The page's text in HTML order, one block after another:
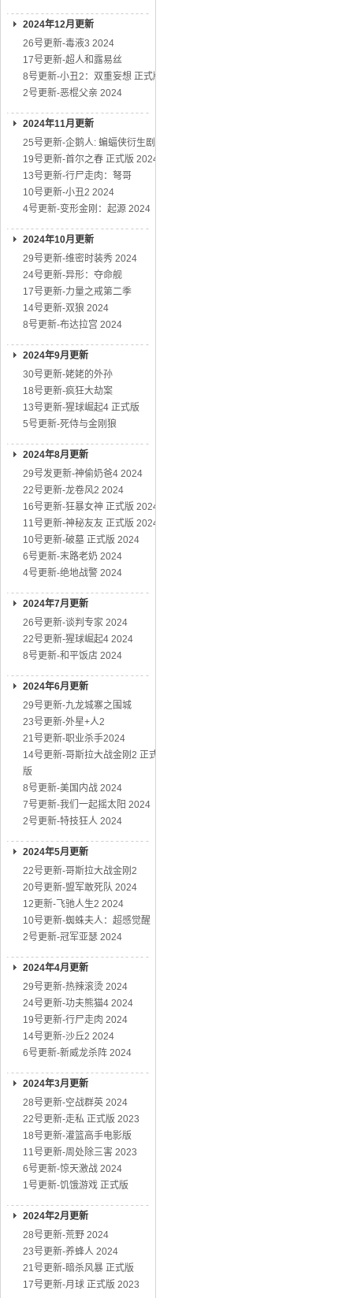
2024年12月更新
26号更新-毒液3 2024
17号更新-超人和露易丝
8号更新-小丑2：双重妄想 正式版
2号更新-恶棍父亲 2024
2024年11月更新
25号更新-企鹅人: 蝙蝠侠衍生剧
19号更新-首尔之春 正式版 2024
13号更新-行尸走肉：弩哥
10号更新-小丑2 2024
4号更新-变形金刚：起源 2024
2024年10月更新
29号更新-维密时装秀 2024
24号更新-异形：夺命舰
17号更新-力量之戒第二季
14号更新-双狼 2024
8号更新-布达拉宫 2024
2024年9月更新
30号更新-姥姥的外孙
18号更新-疯狂大劫案
13号更新-猩球崛起4 正式版
5号更新-死侍与金刚狼
2024年8月更新
29号发更新-神偷奶爸4 2024
22号更新-龙卷风2 2024
16号更新-狂暴女神 正式版 2024
11号更新-神秘友友 正式版 2024
10号更新-破墓 正式版 2024
6号更新-末路老奶 2024
4号更新-绝地战警 2024
2024年7月更新
26号更新-谈判专家 2024
22号更新-猩球崛起4 2024
8号更新-和平饭店 2024
2024年6月更新
29号更新-九龙城寨之围城
23号更新-外星+人2
21号更新-职业杀手2024
14号更新-哥斯拉大战金刚2 正式
版
8号更新-美国内战 2024
7号更新-我们一起摇太阳 2024
2号更新-特技狂人 2024
2024年5月更新
22号更新-哥斯拉大战金刚2
20号更新-盟军敢死队 2024
12更新-飞驰人生2 2024
10号更新-蜘蛛夫人：超感觉醒
2号更新-冠军亚瑟 2024
2024年4月更新
29号更新-热辣滚烫 2024
24号更新-功夫熊猫4 2024
19号更新-行尸走肉 2024
14号更新-沙丘2 2024
6号更新-新威龙杀阵 2024
2024年3月更新
28号更新-空战群英 2024
22号更新-走私 正式版 2023
18号更新-灌篮高手电影版
11号更新-周处除三害 2023
6号更新-惊天激战 2024
1号更新-饥饿游戏 正式版
2024年2月更新
28号更新-荒野 2024
23号更新-养蜂人 2024
21号更新-暗杀风暴 正式版
17号更新-月球 正式版 2023